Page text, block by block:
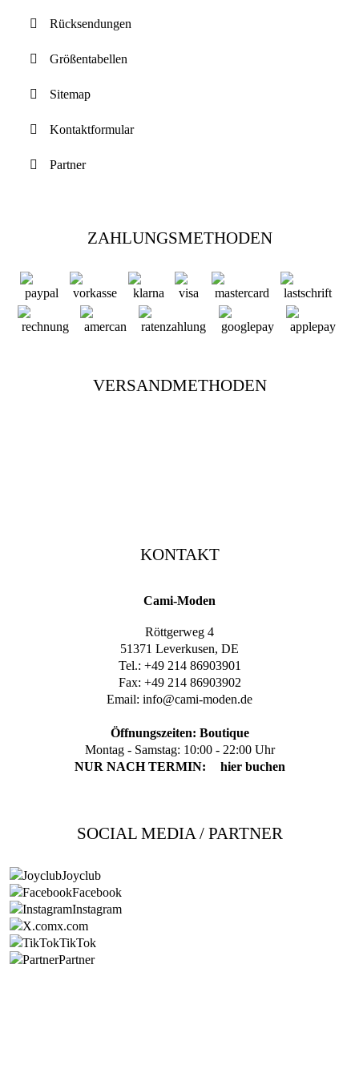
Rücksendungen
Größentabellen
Sitemap
Kontaktformular
Partner
ZAHLUNGSMETHODEN
VERSANDMETHODEN
KONTAKT
Cami-Moden
Röttgerweg 4
51371 Leverkusen, DE
Tel.: +49 214 86903901
Fax: +49 214 86903902
Email: info@cami-moden.de
Öffnungszeiten: Boutique
Montag - Samstag: 10:00 - 22:00 Uhr
NUR NACH TERMIN:
hier buchen
SOCIAL MEDIA / PARTNER
Joyclub
Facebook
Instagram
x.com
TikTok
Partner